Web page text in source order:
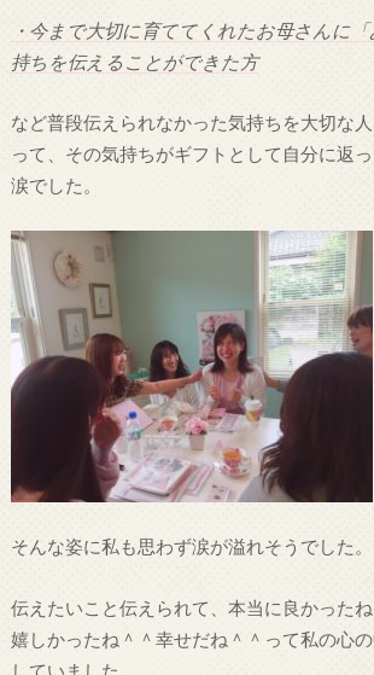
・今まで大切に育ててくれたお母さんに
持ちを伝えることができた方
など普段伝えられなかった気持ちを大切な
って、その気持ちがギフトとして自分に返っ
涙でした。
そんな姿に私も思わず涙が溢れそうでした。
伝えたいこと伝えられて、本当に良かったね
嬉しかったね＾＾幸せだね＾＾って私の心
していました。